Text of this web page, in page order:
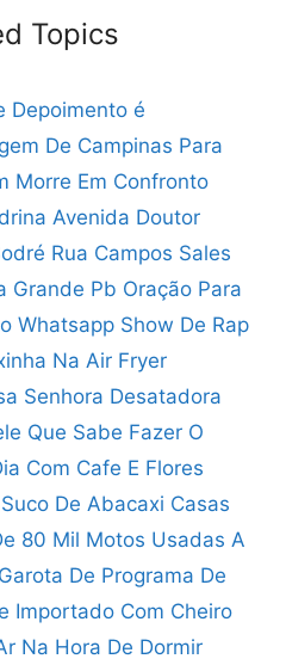
Topics
Depoimento é
De Campinas Para
Morre Em Confronto
Avenida Doutor
Rua Campos Sales
Grande Pb Oração Para
Whatsapp Show De Rap
Na Air Fryer
Senhora Desatadora
Que Sabe Fazer O
Com Cafe E Flores
De Abacaxi Casas
80 Mil Motos Usadas A
Garota De Programa De
Importado Com Cheiro
Na Hora De Dormir